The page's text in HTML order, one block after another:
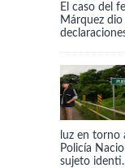
El caso del
Márquez
luz en torno
Policía
sujeto